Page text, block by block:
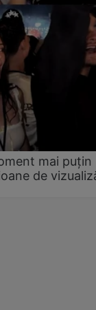
mai puțin
de